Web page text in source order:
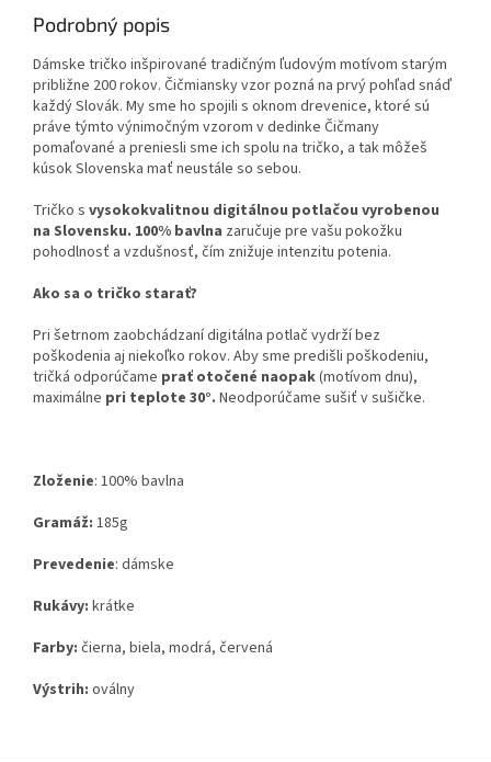
Podrobný popis
Dámske tričko inšpirované tradičným ľudovým motívom starým
približne 200 rokov. Čičmiansky vzor pozná na prvý pohľad snáď
každý Slovák. My sme ho spojili s oknom drevenice, ktoré sú
práve týmto výnimočným vzorom v dedinke Čičmany
pomaľované a preniesli sme ich spolu na tričko, a tak môžeš
kúsok Slovenska mať neustále so sebou.
Tričko s vysokokvalitnou digitálnou potlačou vyrobenou
na Slovensku. 100% bavlna zaručuje pre vašu pokožku
pohodlnosť a vzdušnosť, čím znižuje intenzitu potenia.
Ako sa o tričko starať?
Pri šetrnom zaobchádzaní digitálna potlač vydrží bez
poškodenia aj niekoľko rokov. Aby sme predišli poškodeniu,
tričká odporúčame prať otočené naopak(motívom dnu),
maximálne pri teplote 30°. Neodporúčame sušiť v sušičke.
Zloženie: 100% bavlna
Gramáž: 185g
Prevedenie: dámske
Rukávy: krátke
Farby: čierna, biela, modrá, červená
Výstrih: oválny